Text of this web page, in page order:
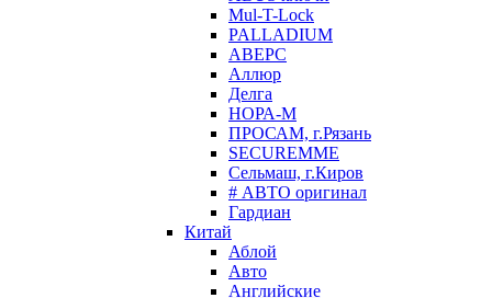
Mul-T-Lock
PALLADIUM
АВЕРС
Аллюр
Делга
НОРА-М
ПРОСАМ, г.Рязань
SECUREMME
Сельмаш, г.Киров
# АВТО оригинал
Гардиан
Китай
Аблой
Авто
Английские